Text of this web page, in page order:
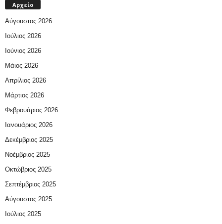
Αρχείο
Αύγουστος 2026
Ιούλιος 2026
Ιούνιος 2026
Μάιος 2026
Απρίλιος 2026
Μάρτιος 2026
Φεβρουάριος 2026
Ιανουάριος 2026
Δεκέμβριος 2025
Νοέμβριος 2025
Οκτώβριος 2025
Σεπτέμβριος 2025
Αύγουστος 2025
Ιούλιος 2025